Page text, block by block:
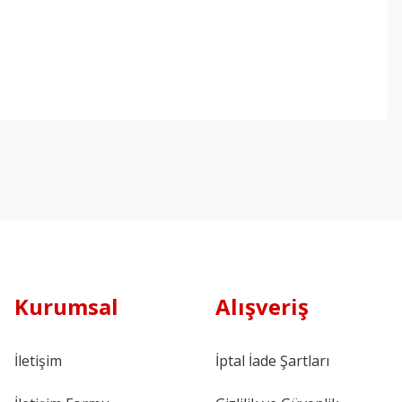
Kurumsal
İletişim
Alışveriş
İptal İade Şartları